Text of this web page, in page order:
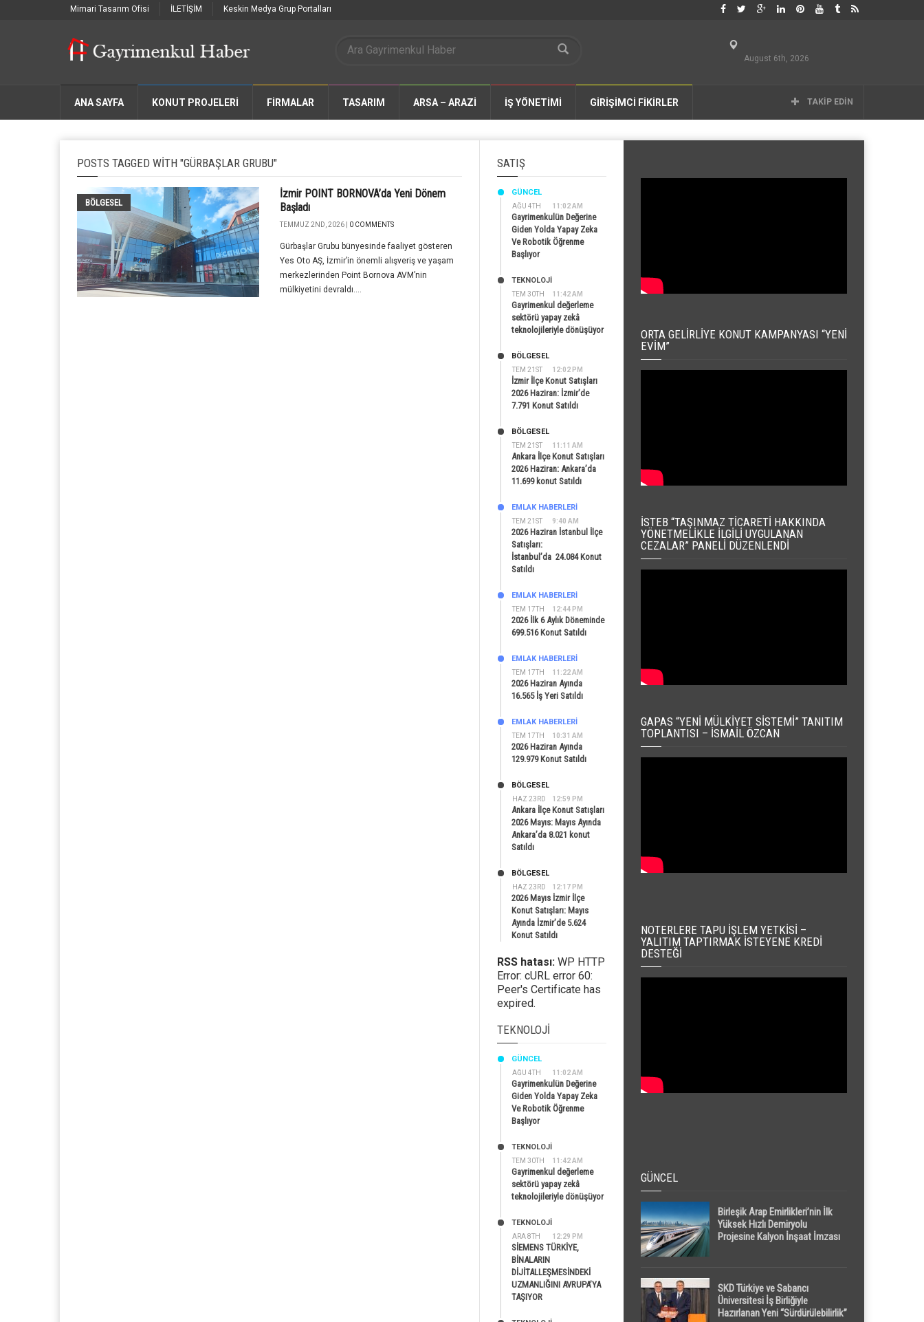
Mimari Tasarım Ofisi İLETİŞİM Keskin Medya Grup Portalları
August 6th, 2026
ANA SAYFA KONUT PROJELERİ FIRMALAR TASARIM ARSA – ARAZİ İŞ YÖNETİMİ GİRİŞİMCİ FİKİRLER TAKIP EDIN
POSTS TAGGED WITH "GÜRBAŞLAR GRUBU"
BÖLGESEL
İzmir POINT BORNOVA’da Yeni Dönem
Başladı
TEMMUZ 2ND, 2026 | 0 COMMENTS
Gürbaşlar Grubu bünyesinde faaliyet gösteren
Yes Oto AŞ, İzmir’in önemli alışveriş ve yaşam
merkezlerinden Point Bornova AVM’nin
mülkiyetini devraldı....
SATIŞ
AĞU 4TH 11:02 AM
GÜNCEL
Gayrimenkulün Değerine
Giden Yolda Yapay Zeka
Ve Robotik Öğrenme
Başlıyor
TEM 30TH 11:42 AM
TEKNOLOJİ
Gayrimenkul değerleme
sektörü yapay zekâ
teknolojileriyle dönüşüyor
TEM 21ST 12:02 PM
BÖLGESEL
İzmir İlçe Konut Satışları
2026 Haziran: İzmir’de
7.791 Konut Satıldı
TEM 21ST 11:11 AM
BÖLGESEL
Ankara İlçe Konut Satışları
2026 Haziran: Ankara’da
11.699 konut Satıldı
TEM 21ST 9:40 AM
EMLAK HABERLERI
2026 Haziran İstanbul İlçe
Satışları:
İstanbul’da 24.084 Konut
Satıldı
TEM 17TH 12:44 PM
EMLAK HABERLERI
2026 İlk 6 Aylık Döneminde
699.516 Konut Satıldı
TEM 17TH 11:22 AM
EMLAK HABERLERI
2026 Haziran Ayında
16.565 İş Yeri Satıldı
TEM 17TH 10:31 AM
EMLAK HABERLERI
2026 Haziran Ayında
129.979 Konut Satıldı
HAZ 23RD 12:59 PM
BÖLGESEL
Ankara İlçe Konut Satışları
2026 Mayıs: Mayıs Ayında
Ankara’da 8.021 konut
Satıldı
HAZ 23RD 12:17 PM
BÖLGESEL
2026 Mayıs İzmir İlçe
Konut Satışları: Mayıs
Ayında İzmir’de 5.624
Konut Satıldı
RSS hatası: WP HTTP
Error: cURL error 60:
Peer's Certificate has
expired.
TEKNOLOJI
AĞU 4TH 11:02 AM
GÜNCEL
Gayrimenkulün Değerine
Giden Yolda Yapay Zeka
Ve Robotik Öğrenme
Başlıyor
TEM 30TH 11:42 AM
TEKNOLOJİ
Gayrimenkul değerleme
sektörü yapay zekâ
teknolojileriyle dönüşüyor
ARA 8TH 12:29 PM
TEKNOLOJİ
SİEMENS TÜRKİYE,
BİNALARIN
DİJİTALLEŞMESİNDEKİ
UZMANLIĞINI AVRUPA’YA
TAŞIYOR
ORTA GELIRLIYE KONUT KAMPANYASI “YENI
EVIM”
İSTEB “TAŞINMAZ TICARETI HAKKINDA
YÖNETMELIKLE İLGILI UYGULANAN
CEZALAR” PANELI DÜZENLENDI
GAPAS “YENI MÜLKIYET SISTEMI” TANITIM
TOPLANTISI – İSMAIL ÖZCAN
NOTERLERE TAPU İŞLEM YETKISI –
YALITIM TAPTIRMAK İSTEYENE KREDI
DESTEĞI
GÜNCEL
Birleşik Arap Emirlikleri’nin İlk
Yüksek Hızlı Demiryolu
Projesine Kalyon İnşaat İmzası
SKD Türkiye ve Sabancı
Üniversitesi İş Birliğiyle
Hazırlanan Yeni “Sürdürülebilirlik”